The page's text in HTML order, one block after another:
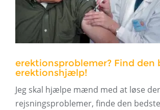
erektionsproblemer? Find den
erektionshjælp!
Jeg skal hjælpe mænd med at løse
rejsningsproblemer, finde den bedste